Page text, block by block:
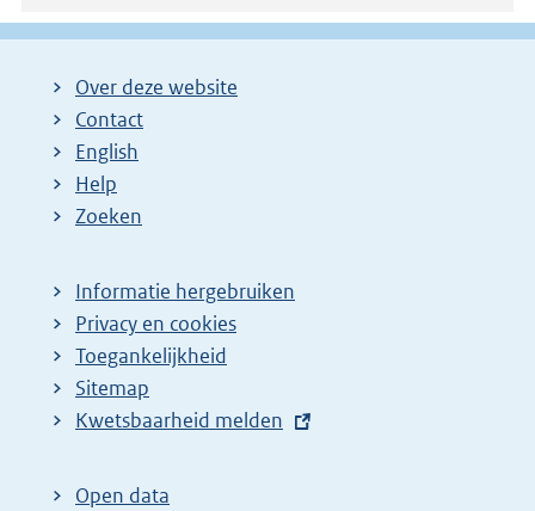
Over deze website
Contact
English
Help
Zoeken
Informatie hergebruiken
Privacy en cookies
Toegankelijkheid
Sitemap
E
t
Kwetsbaarheid melden
Open data